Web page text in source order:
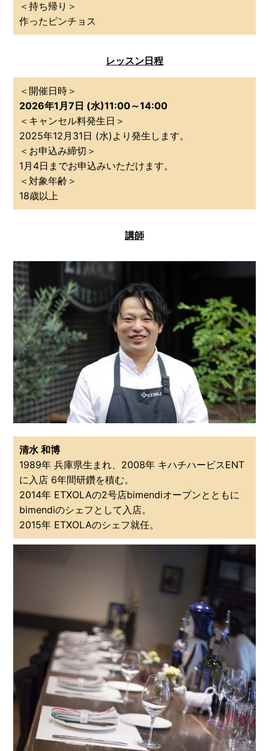
＜持ち帰り＞
作ったピンチョス
レッスン日程
＜開催日時＞
2026年1月7日 (水)11:00～14:00
＜キャンセル料発生日＞
2025年12月31日 (水)より発生します。
＜お申込み締切＞
1月4日までお申込みいただけます。
＜対象年齢＞
18歳以上
講師
清水 和博
1989年 兵庫県生まれ、2008年 キハチハービスENT
に入店 6年間研鑽を積む。
2014年 ETXOLAの2号店bimendiオープンとともに
bimendiのシェフとして入店。
2015年 ETXOLAのシェフ就任。